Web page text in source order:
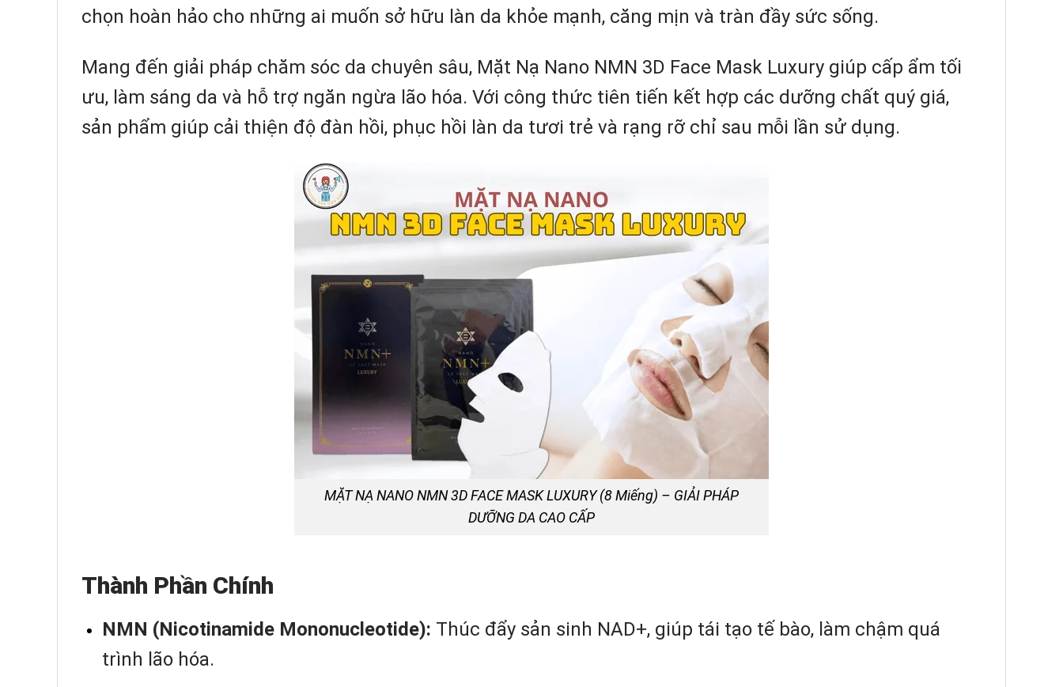
chọn hoàn hảo cho những ai muốn sở hữu làn da khỏe mạnh, căng mịn và tràn đầy sức sống.
Mang đến giải pháp chăm sóc da chuyên sâu, Mặt Nạ Nano NMN 3D Face Mask Luxury giúp cấp ẩm tối
ưu, làm sáng da và hỗ trợ ngăn ngừa lão hóa. Với công thức tiên tiến kết hợp các dưỡng chất quý giá,
sản phẩm giúp cải thiện độ đàn hồi, phục hồi làn da tươi trẻ và rạng rỡ chỉ sau mỗi lần sử dụng.
MẶT NẠ NANO NMN 3D FACE MASK LUXURY (8 Miếng) – GIẢI PHÁP
DƯỠNG DA CAO CẤP
Thành Phần Chính
NMN (Nicotinamide Mononucleotide): Thúc đẩy sản sinh NAD+, giúp tái tạo tế bào, làm chậm quá
trình lão hóa.